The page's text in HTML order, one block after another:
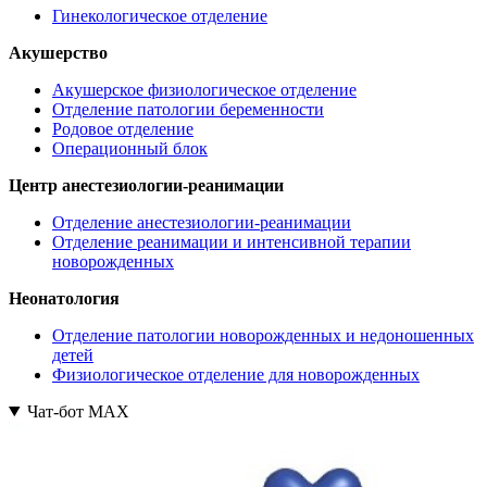
Гинекологическое отделение
Акушерство
Акушерское физиологическое отделение
Отделение патологии беременности
Родовое отделение
Операционный блок
Центр анестезиологии-реанимации
Отделение анестезиологии-реанимации
Отделение реанимации и интенсивной терапии
новорожденных
Неонатология
Отделение патологии новорожденных и недоношенных
детей
Физиологическое отделение для новорожденных
Чат-бот МАХ